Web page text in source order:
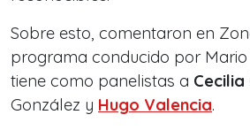
Sobre esto, comentaron en
programa conducido por Mario
tiene como panelistas a
González y Hugo Valencia.